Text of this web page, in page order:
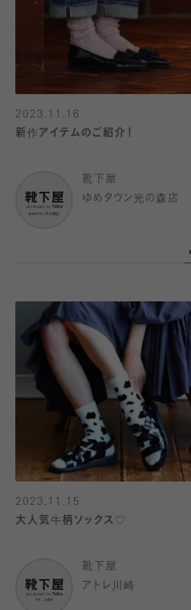
2023.11.16
新作アイテムのご紹介！
靴下屋
ゆめタウン光の森店
2023.11.15
大人気牛柄ソックス♡
靴下屋
アトレ川崎